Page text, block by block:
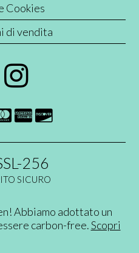
Cookies
di vendita
256
SICURO
Abbiamo adottato un
carbon-free.Scopri